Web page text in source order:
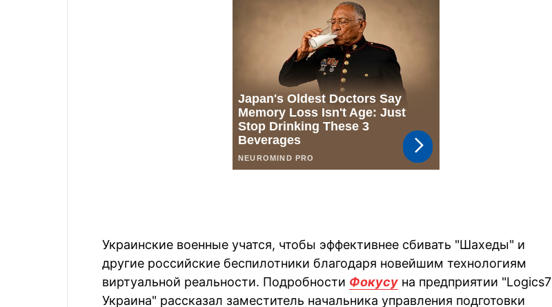
Украинские военные учатся, чтобы эффективнее сбивать "Шахеды" и
другие российские беспилотники благодаря новейшим технологиям
виртуальной реальности. Подробности Фокусу на предприятии "Logics7
Украина" рассказал заместитель начальника управления подготовки